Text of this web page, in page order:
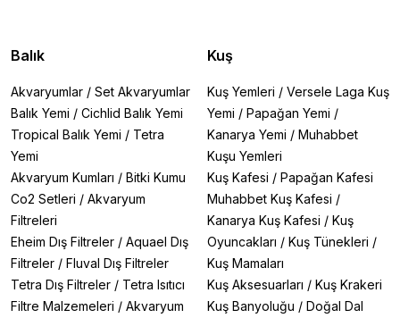
Balık
Akvaryumlar / Set Akvaryumlar
Balık Yemi / Cichlid Balık Yemi
Tropical Balık Yemi / Tetra
Yemi
Akvaryum Kumları / Bitki Kumu
Co2 Setleri / Akvaryum
Filtreleri
Eheim Dış Filtreler / Aquael Dış
Filtreler / Fluval Dış Filtreler
Tetra Dış Filtreler / Tetra Isıtıcı
Filtre Malzemeleri / Akvaryum
Kuş
Kuş Yemleri / Versele Laga Kuş
Yemi / Papağan Yemi /
Kanarya Yemi / Muhabbet
Kuşu Yemleri
Kuş Kafesi / Papağan Kafesi
Muhabbet Kuş Kafesi /
Kanarya Kuş Kafesi / Kuş
Oyuncakları / Kuş Tünekleri /
Kuş Mamaları
Kuş Aksesuarları / Kuş Krakeri
Kuş Banyoluğu / Doğal Dal